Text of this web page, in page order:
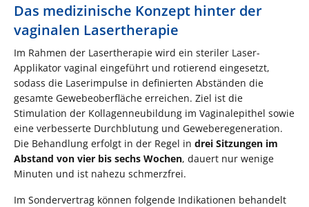
Das medizinische Konzept hinter der
vaginalen Lasertherapie
Im Rahmen der Lasertherapie wird ein steriler Laser-
Applikator vaginal eingeführt und rotierend eingesetzt,
sodass die Laserimpulse in definierten Abständen die
gesamte Gewebeoberfläche erreichen. Ziel ist die
Stimulation der Kollagenneubildung im Vaginalepithel sowie
eine verbesserte Durchblutung und Geweberegeneration.
Die Behandlung erfolgt in der Regel in drei Sitzungen im
Abstand von vier bis sechs Wochen, dauert nur wenige
Minuten und ist nahezu schmerzfrei.
Im Sondervertrag können folgende Indikationen behandelt